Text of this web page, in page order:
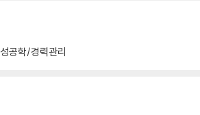
성공학/경력관리